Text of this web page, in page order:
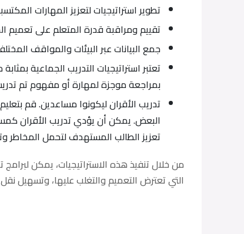
تطوير استراتيجيات لتعزيز المهارات
تقييم ومراقبة قدرة المتعلم على تعميم
جمع البيانات عبر البيئات والمواقف
تعتبر استراتيجيات التدريب الجماعية
بمراجعة موجزة لمهارة أو مفهوم تم
تدريب الأقران ليكونوا مساعدين. قم
البعض. يمكن أن يؤدي تدريب الأقران
تعزيز الطالب المستهدف لتحمل المخاطر
من خلال تنفيذ هذه الاستراتيجيات، يمكن
التي تعترض التعميم والتغلب عليها، وتسهيل